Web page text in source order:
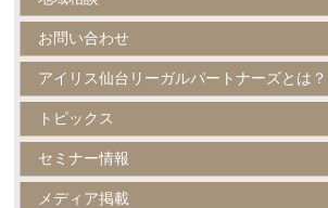
お問い合わせ
アイリス仙台リーガルパートナーズとは？
トピックス
セミナー情報
メディア掲載